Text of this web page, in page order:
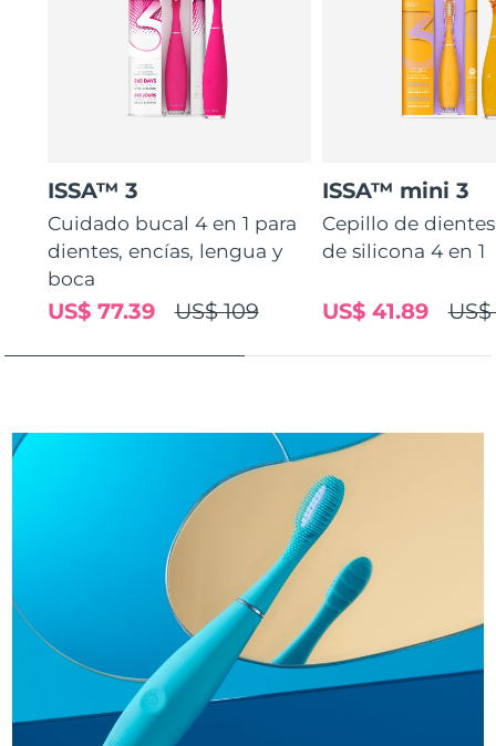
ISSA™ 3
Cuidado bucal 4 en 1 para
dientes, encías, lengua y
boca
US$ 109
US$ 77.39
ISSA™ mini 3
Cepillo de
de silicona 4 en 1
US$ 41.89
Entrega prevista8/12/26
Emiratos Árabes
8/12/26
Estados Unidos Entrega prevista8/12/26
Uzbekistán
Vietnam Entrega prevista8/17/26